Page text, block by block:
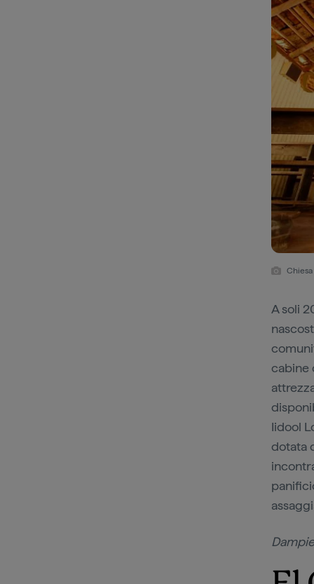
A soli
cabine
Iidool
dotata